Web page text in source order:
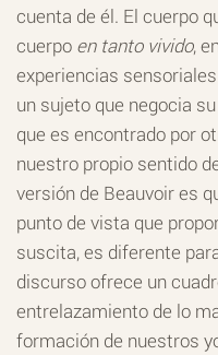
cuenta de él. El cuerpo
cuerpo en tanto vivido,
experiencias
un sujeto que negocia
que es encontrado por
nuestro propio sentido
versión de Beauvoir es
punto de vista que
suscita, es diferente
discurso ofrece un
entrelazamiento de lo
formación de nuestros